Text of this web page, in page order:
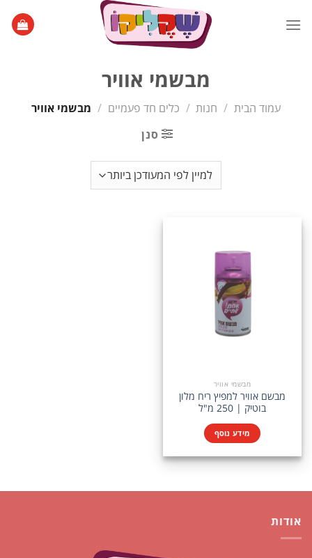
מבשמי אוויר
עמוד הבית / חנות / כלים חד פעמיים / מבשמי אוויר
סנן
מבשמי אוויר
מבשם אוויר למפיץ ריח מלון
בוטיק | 250 מ"ל
מידע נוסף
אודות